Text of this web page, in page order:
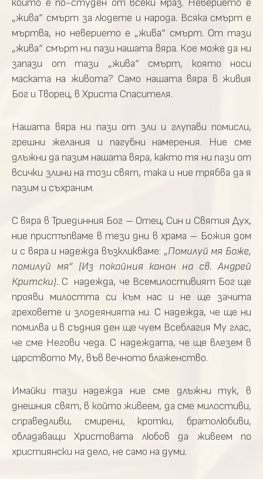
който е по-студен от всеки мраз. Неверието е
„жива“ смърт за людете и народа. Всяка смърт е
мъртва, но неверието е „жива“ смърт. От тази
„жива“ смърт ни пази нашата вяра. Кое може да ни
запази от тази „жива“ смърт, която носи
маската на живота? Само нашата вяра в живия
Бог и Творец, в Христа Спасителя.
Нашата вяра ни пази от зли и глупави помисли,
грешни желания и пагубни намерения. Ние сме
длъжни да пазим нашата вяра, както тя ни пази от
всички злини на този свят, така и ние трябва да я
пазим и съхраним.
С вяра в Триединния Бог – Отец, Син и Святия Дух,
ние пристъпваме в тези дни в храма – Божия дом
и с вяра и надежда възкликваме: „Помилуй мя Боже,
помилуй мя“ (Из покайния канон на св. Андрей
Критски). С надежда, че Всемилостивият Бог ще
прояви милостта си към нас и не ще зачита
греховете и злодеянията ни. С надежда, че ще ни
помилва и в съдния ден ще чуем Всеблагия Му глас,
че сме Негови чеда. С надеждата, че ще влезем в
царството Му, във вечното блаженство.
Имайки тази надежда ние сме длъжни тук, в
днешния свят, в който живеем, да сме милостиви,
справедливи, смирени, кротки, братолюбиви,
обладаващи Христовата любов да живеем по
християнски на дело, не само на думи.